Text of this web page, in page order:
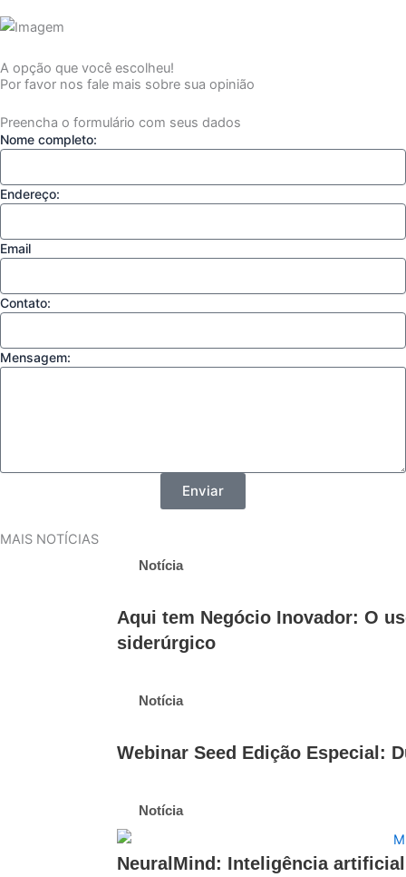
A opção que você escolheu!
Por favor nos fale mais sobre sua opinião
Preencha o formulário com seus dados
Nome completo:
Endereço:
Email
Contato:
Mensagem:
Enviar
MAIS NOTÍCIAS
Notícia
Aqui tem Negócio Inovador: O
siderúrgico
Notícia
Webinar Seed Edição Especial:
Notícia
NeuralMind: Inteligência